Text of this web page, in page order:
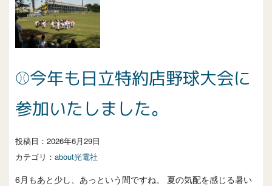
⚾今年も日立特約店野球大会に
参加いたしました。
投稿日： 2026年6月29日
カテゴリ： about光電社
6月もあと少し、あっという間ですね。 夏の気配を感じる暑い